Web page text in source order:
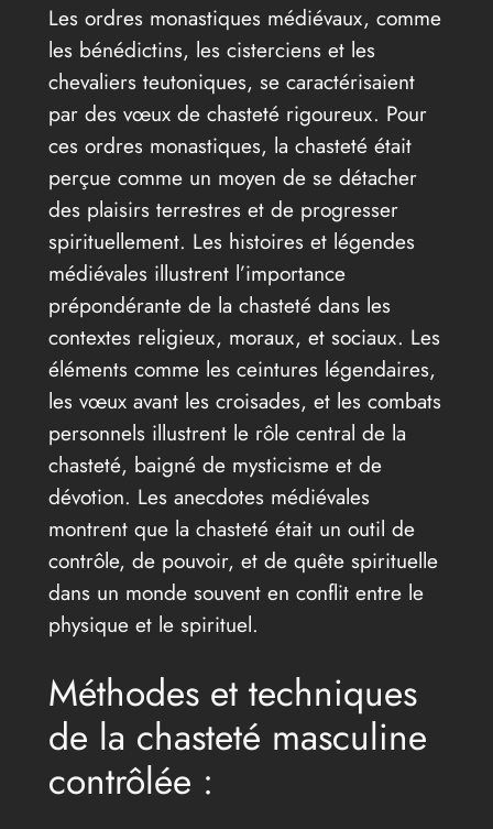
Les ordres monastiques médiévaux, comme
les bénédictins, les cisterciens et les
chevaliers teutoniques, se caractérisaient
par des vœux de chasteté rigoureux. Pour
ces ordres monastiques, la chasteté était
perçue comme un moyen de se détacher
des plaisirs terrestres et de progresser
spirituellement. Les histoires et légendes
médiévales illustrent l’importance
prépondérante de la chasteté dans les
contextes religieux, moraux, et sociaux. Les
éléments comme les ceintures légendaires,
les vœux avant les croisades, et les combats
personnels illustrent le rôle central de la
chasteté, baigné de mysticisme et de
dévotion. Les anecdotes médiévales
montrent que la chasteté était un outil de
contrôle, de pouvoir, et de quête spirituelle
dans un monde souvent en conflit entre le
physique et le spirituel.
Méthodes et techniques
de la chasteté masculine
contrôlée :